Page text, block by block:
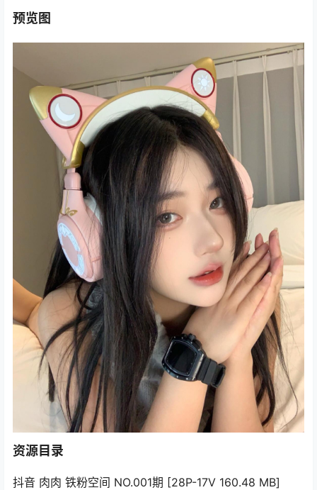
预览图
资源目录
抖音 肉肉 铁粉空间 NO.001期 [28P-17V 160.48 MB]